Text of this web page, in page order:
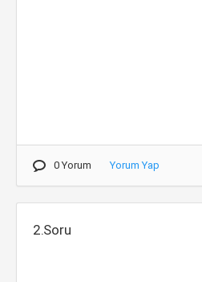
0 Yorum Yorum Yap
2.Soru